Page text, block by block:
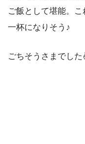
ご飯として堪能。
一杯になりそう♪
ごちそうさまでした